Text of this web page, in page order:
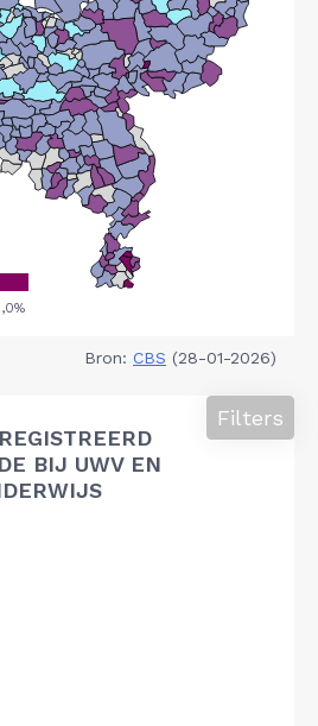
Bron: CBS (28-01-2026)
BIJ UWV EN
Filters